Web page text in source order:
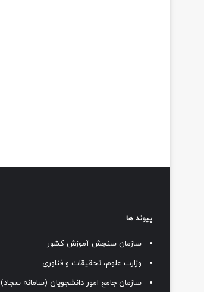
پیوند ها
سازمان سنجش آموزش کشور
وزارت علوم، تحقیقات و فناوری
سازمان جامع امور دانشجویان (سامانه سجاد)